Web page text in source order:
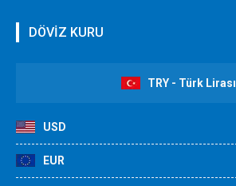
DÖVİZ KURU
TRY - Türk Lirası
USD
EUR